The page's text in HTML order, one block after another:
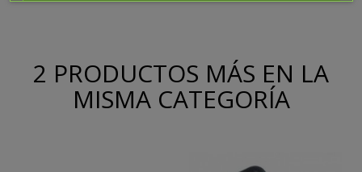
2 PRODUCTOS MÁS EN LA
MISMA CATEGORÍA